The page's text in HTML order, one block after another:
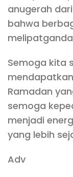
anugerah
bahwa
Semoga kita
Ramadan
semoga
menjadi
yang lebih
Adv